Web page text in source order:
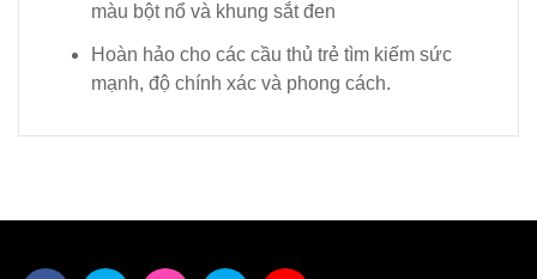
màu bột nổ và khung sắt đen
Hoàn hảo cho các cầu thủ trẻ tìm kiếm sức
mạnh, độ chính xác và phong cách.